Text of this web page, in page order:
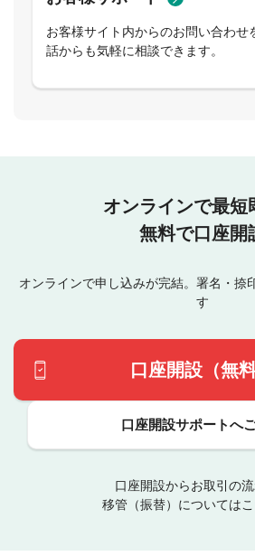
お客様サイト内からのお問い合わせ
話からも気軽に相談できます。
オンラインで最短
無料で口座開
オンラインで申し込みが完結。署名・捺
す
口座開設（無料
口座開設サポートへ
口座開設からお取引の
移管（振替）については